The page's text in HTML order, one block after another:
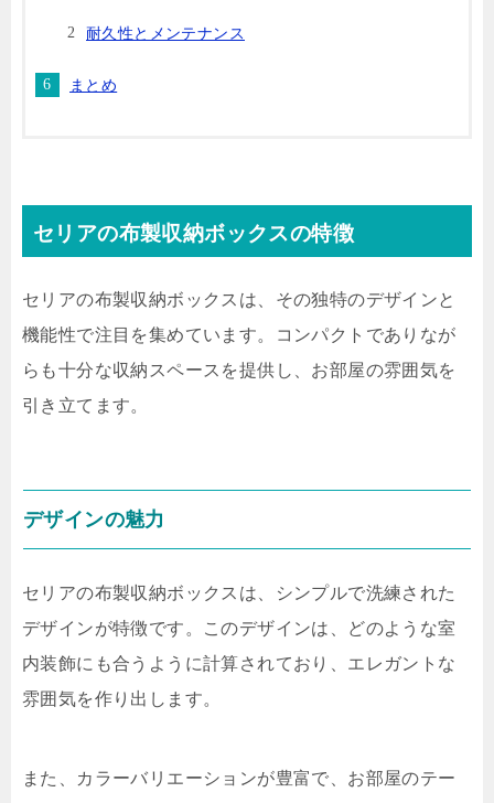
耐久性とメンテナンス
まとめ
セリアの布製収納ボックスの特徴
セリアの布製収納ボックスは、その独特のデザインと
機能性で注目を集めています。コンパクトでありなが
らも十分な収納スペースを提供し、お部屋の雰囲気を
引き立てます。
デザインの魅力
セリアの布製収納ボックスは、シンプルで洗練された
デザインが特徴です。このデザインは、どのような室
内装飾にも合うように計算されており、エレガントな
雰囲気を作り出します。
また、カラーバリエーションが豊富で、お部屋のテー